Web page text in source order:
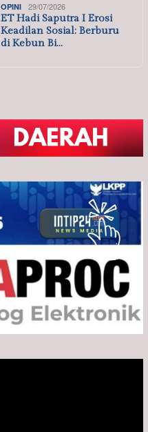
OPINI 29/07/2026
ET Hadi Saputra I Erosi
Keadilan Sosial: Berburu
di Kebun Bi…